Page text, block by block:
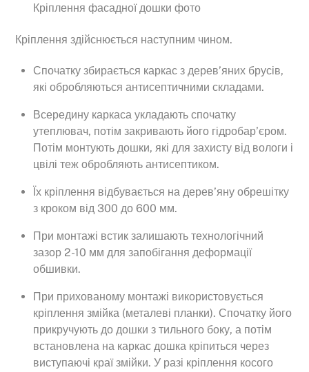
Кріплення фасадної дошки фото
Кріплення здійснюється наступним чином.
Спочатку збирається каркас з дерев’яних брусів,
які обробляються антисептичними складами.
Всередину каркаса укладають спочатку
утеплювач, потім закривають його гідробар’єром.
Потім монтують дошки, які для захисту від вологи і
цвілі теж обробляють антисептиком.
Їх кріплення відбувається на дерев’яну обрешітку
з кроком від 300 до 600 мм.
При монтажі встик залишають технологічний
зазор 2-10 мм для запобігання деформації
обшивки.
При прихованому монтажі використовується
кріплення змійка (металеві планки). Спочатку його
прикручують до дошки з тильного боку, а потім
встановлена на каркас дошка кріпиться через
виступаючі краї змійки. У разі кріплення косого